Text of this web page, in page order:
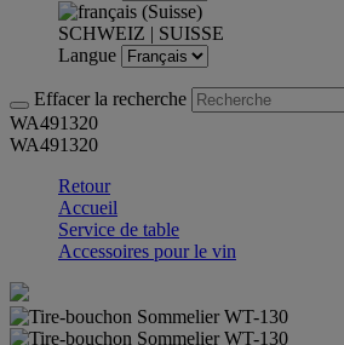
SCHWEIZ | SUISSE
Langue
Effacer la recherche
WA491320
WA491320
Retour
Accueil
Service de table
Accessoires pour le vin